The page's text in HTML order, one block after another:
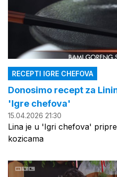
RECEPTI IGRE CHEFOVA
Donosimo recept za
'Igre chefova'
15.04.2026 21:30
Lina je u 'Igri chefova'
kozicama